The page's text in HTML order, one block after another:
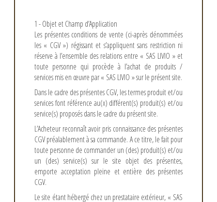
1 - Objet et Champ d’Application
Les présentes conditions de vente (ci-après dénommées
les « CGV ») régissant et s’appliquent sans restriction ni
réserve à l’ensemble des relations entre « SAS LIVIO » et
toute personne qui procède à l’achat de produits /
services mis en œuvre par « SAS LIVIO » sur le présent site.
Dans le cadre des présentes CGV, les termes produit et/ou
services font référence au(x) différent(s) produit(s) et/ou
service(s) proposés dans le cadre du présent site.
L’Acheteur reconnaît avoir pris connaissance des présentes
CGV préalablement à sa commande. A ce titre, le fait pour
toute personne de commander un (des) produit(s) et/ou
un (des) service(s) sur le site objet des présentes,
emporte acceptation pleine et entière des présentes
CGV.
Le site étant hébergé chez un prestataire extérieur, « SAS